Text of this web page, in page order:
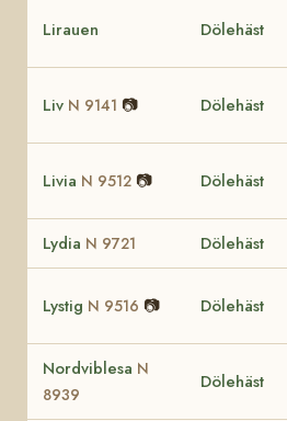
Lirauen Dölehäst
Liv N 9141 📷 Dölehäst
Livia N 9512 📷 Dölehäst
Lydia N 9721 Dölehäst
Lystig N 9516 📷 Dölehäst
Nordviblesa N
8939
Dölehäst